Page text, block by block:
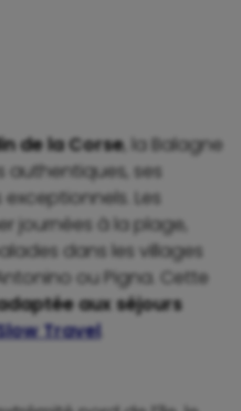
de la Corse, la Balagne
authentiques, ses
Les
journées à la plage,
dans les villages
ou Pigna. Cette
aux séjours
Travel.